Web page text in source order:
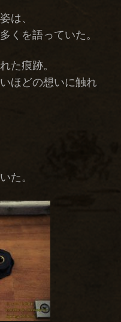
は、
くを語っていた。
た痕跡。
ほどの想いに触れ
た。